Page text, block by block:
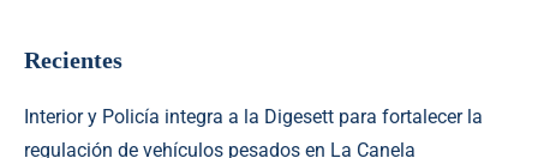
Recientes
Interior y Policía integra a la Digesett para fortalecer la
regulación de vehículos pesados en La Canela